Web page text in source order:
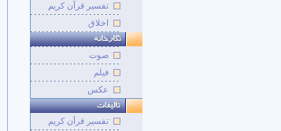
تفسیر قرآن کریم
اخلاق
صوت
فيلم
عکس
تفسير قرآن کريم